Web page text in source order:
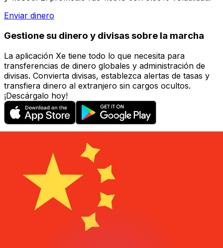
Enviar dinero
Gestione su dinero y divisas sobre la marcha
La aplicación Xe tiene todo lo que necesita para
transferencias de dinero globales y administración de
divisas. Convierta divisas, establezca alertas de tasas y
transfiera dinero al extranjero sin cargos ocultos.
¡Descárgalo hoy!